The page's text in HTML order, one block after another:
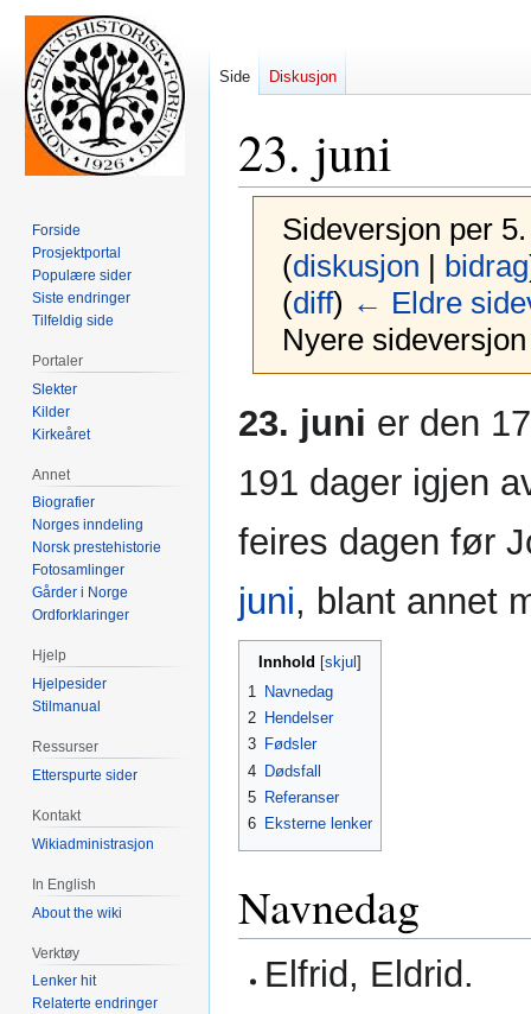
23. juni
Sideversjon per
(diskusjon | bidrag
(diff) ← Eldre
Nyere
til
til
23. juni er den
191 dager igjen
feires dagen før
juni, blant annet
Innhold
1
Navnedag
2 Hendelser
3 Fødsler
4 Dødsfall
5 Referanser
6 Eksterne lenker
Navnedag
Elfrid, Eldrid.
Side Diskusjon
Forside
Prosjektportal
Populære sider
Siste endringer
Tilfeldig side
Portaler
Slekter
Kilder
Kirkeåret
Annet
Biografier
Norges inndeling
Norsk prestehistorie
Fotosamlinger
Gårder i Norge
Ordforklaringer
Hjelp
Hjelpesider
Stilmanual
Ressurser
Etterspurte sider
Kontakt
Wikiadministrasjon
In English
About the wiki
Verktøy
Lenker hit
Relaterte endringer